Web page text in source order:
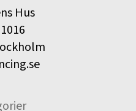
Hus